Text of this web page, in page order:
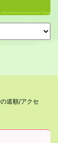
道順/アクセ